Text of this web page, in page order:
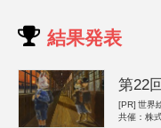
結果発表
第22
[PR] 世界
共催：株